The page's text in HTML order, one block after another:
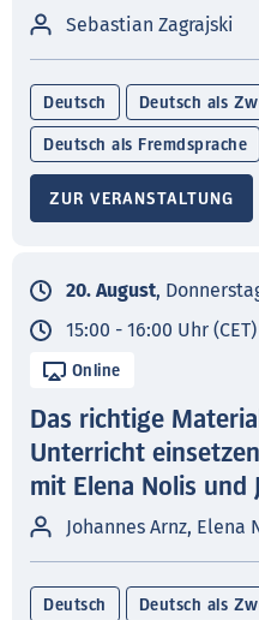
Sebastian Zagrajski
Deutsch Deutsch als
Deutsch als Fremdsprache
ZUR VERANSTALTUNG
20. August,
15:00 - 16:00 Uhr (CET)
Online
Das richtige
Unterricht
mit Elena Nolis und
Johannes Arnz, Elena
Deutsch Deutsch als